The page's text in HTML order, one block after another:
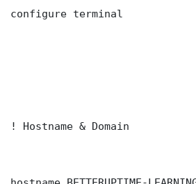
configure terminal
! Hostname & Domain